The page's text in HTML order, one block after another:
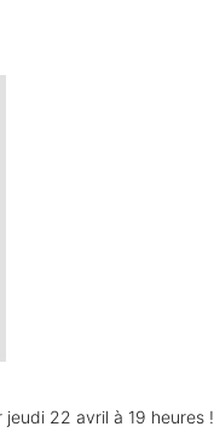
22 avril à 19 heures !